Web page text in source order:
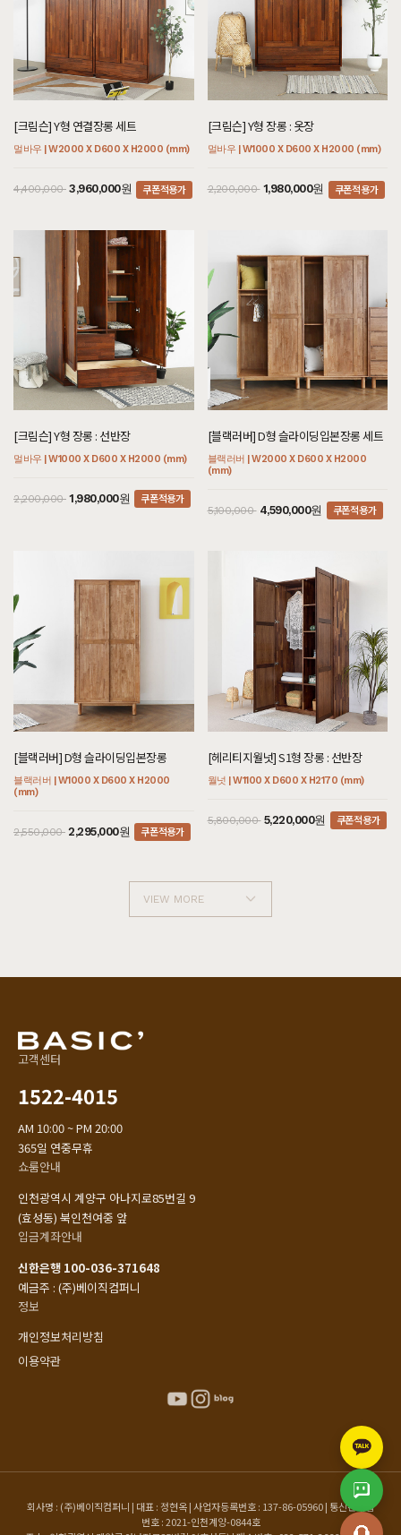
[크림슨] Y형 연결장롱 세트
멀바우 | W2000 X D600 X H2000 (mm)
4,400,000 3,960,000원 쿠폰적용가
[크림슨] Y형 장롱 : 옷장
멀바우 | W1000 X D600 X H2000 (mm)
2,200,000 1,980,000원 쿠폰적용가
[크림슨] Y형 장롱 : 선반장
멀바우 | W1000 X D600 X H2000 (mm)
2,200,000 1,980,000원 쿠폰적용가
[블랙러버] D형 슬라이딩입본장롱 세트
블랙러버 | W2000 X D600 X H2000
(mm)
5,100,000 4,590,000원 쿠폰적용가
[블랙러버] D형 슬라이딩입본장롱
블랙러버 | W1000 X D600 X H2000
(mm)
2,550,000 2,295,000원 쿠폰적용가
[헤리티지월넛] S1형 장롱 : 선반장
월넛 | W1100 X D600 X H2170 (mm)
5,800,000 5,220,000원 쿠폰적용가
VIEW MORE
고객센터
1522-4015
AM 10:00 ~ PM 20:00
365일 연중무휴
쇼룸안내
인천광역시 계양구 아나지로85번길 9
(효성동) 북인천여중 앞
입금계좌안내
신한은행 100-036-371648
예금주 : (주)베이직컴퍼니
정보
개인정보처리방침
이용약관
회사명 : (주)베이직컴퍼니 | 대표 : 정현옥 | 사업자등록번호 : 137-86-05960 | 통신판매업
번호 : 2021-인천계양-0844호